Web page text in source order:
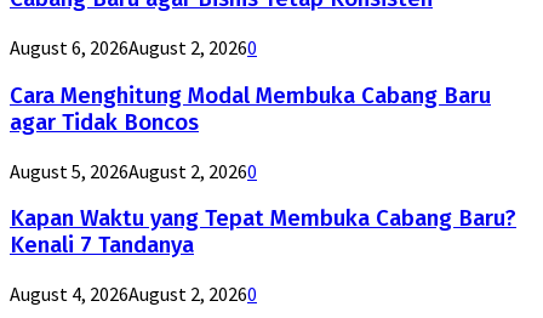
August 6, 2026August 2, 20260
Cara Menghitung Modal Membuka Cabang Baru
agar Tidak Boncos
August 5, 2026August 2, 20260
Kapan Waktu yang Tepat Membuka Cabang Baru?
Kenali 7 Tandanya
August 4, 2026August 2, 20260